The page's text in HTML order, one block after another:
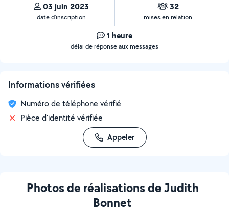
03 juin 2023
date d’inscription
32
mises en relation
1 heure
délai de réponse aux messages
Informations vérifiées
Numéro de téléphone vérifié
Pièce d'identité vérifiée
Appeler
Photos de réalisations de Judith
Bonnet